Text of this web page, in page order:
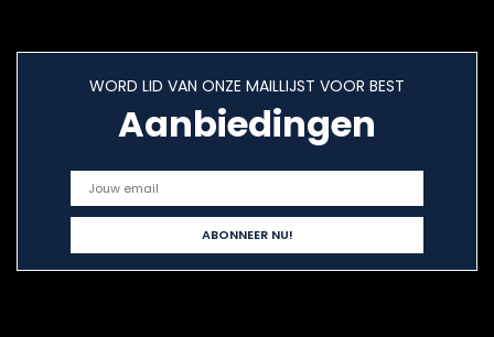
WORD LID VAN ONZE MAILLIJST VOOR BEST
Aanbiedingen